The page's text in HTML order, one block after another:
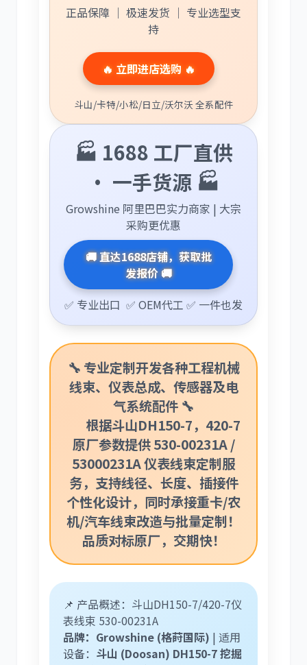
约翰迪尔 徐工
利勃海尔 凯斯
山猫 上柴
潍柴
正品保障 ｜ 极速发货 ｜ 专业选型支
持
🔥 立即进店选购 🔥
斗山/卡特/小松/日立/沃尔沃 全系配件
🏭 1688 工厂直供
· 一手货源 🏭
Growshine 阿里巴巴实力商家 | 大宗
采购更优惠
🚚 直达1688店铺，获取批
发报价 🚚
✅ 专业出口 ✅ OEM代工 ✅ 一件也发
🔧 专业定制开发各种工程机械
线束、仪表总成、传感器及电
气系统配件 🔧
根据斗山DH150-7，420-7
原厂参数提供530-00231A /
53000231A仪表线束定制服
务，支持线径、长度、插接件
个性化设计，同时承接重卡/农
机/汽车线束改造与批量定制！
品质对标原厂，交期快！
📌 产品概述：斗山DH150-7/420-7仪
表线束 530-00231A
品牌：Growshine (格莳国际) | 适用
设备： 斗山 (Doosan) DH150-7 挖掘